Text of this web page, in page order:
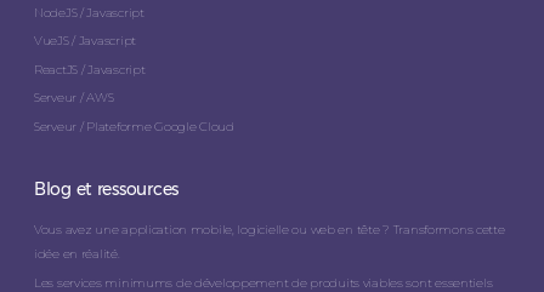
NodeJS / Javascript
VueJS / Javascript
ReactJS / Javascript
Serveur / AWS
Serveur / Plateforme Google Cloud
Blog et ressources
Vous avez une application mobile, logicielle ou web en tête ? Transformons cette
idée en réalité.
Les services minimums de développement de produits viables sont essentiels